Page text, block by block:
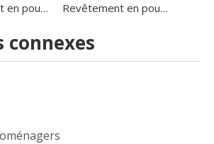
Revêtement en poudre antique de ton de marteau d'or argenté de peinture électrostatique Revêtement en poudre de liaison métallique à effet de ton marteau thermodurcissable